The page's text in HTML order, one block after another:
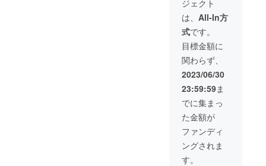
料金は
含まれ
ん。ご
希望の
方は別
途リ
ターン
約くだ
さい。
封時の
写真を
別途
メール
にてお
送りい
たしま
す。
《開催
日程：
7/30(日)
》 ※お
越しに
なれな
い方で
も、遠
す！ 当
日のチ
ケット
代な
ど、全
て支援
者様の
売上と
なりま
す！
※【備考
欄】に
SNSア
カウン
トを記
載くだ
ジェクト
は、 All-In方
式です。
目標金額に
関わらず、
2023/06/30
23:59:59ま
でに集まっ
た金額が
ファンディ
ングされま
す。